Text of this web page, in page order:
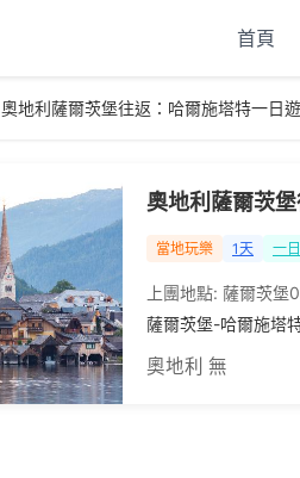
首頁
奧地利薩爾茨堡往返：哈爾施塔特一日
奧地利薩爾茨
當地玩樂 1天 一
上團地點: 薩爾茨堡
薩爾茨堡-哈爾施塔
奧地利 無